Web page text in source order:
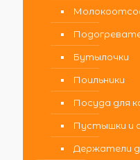
Бутылочки
Поильники
Посуда для
Пустышки и
Держатели